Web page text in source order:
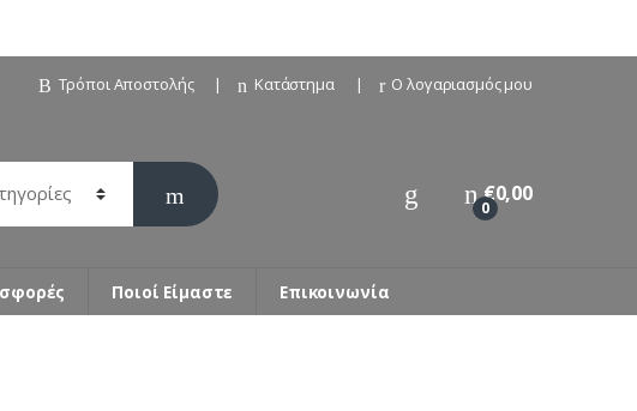
Τρόποι Αποστολής Κατάστημα Ο λογαριασμός μου
0
€0,00
Ποιοί Είμαστε Επικοινωνία